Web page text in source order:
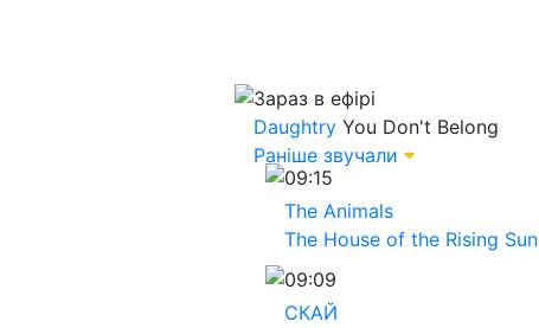
Зараз в ефірі
Daughtry You Don't Belong
Раніше звучали
09:15
The Animals
The House of the Rising Sun
09:09
СКАЙ